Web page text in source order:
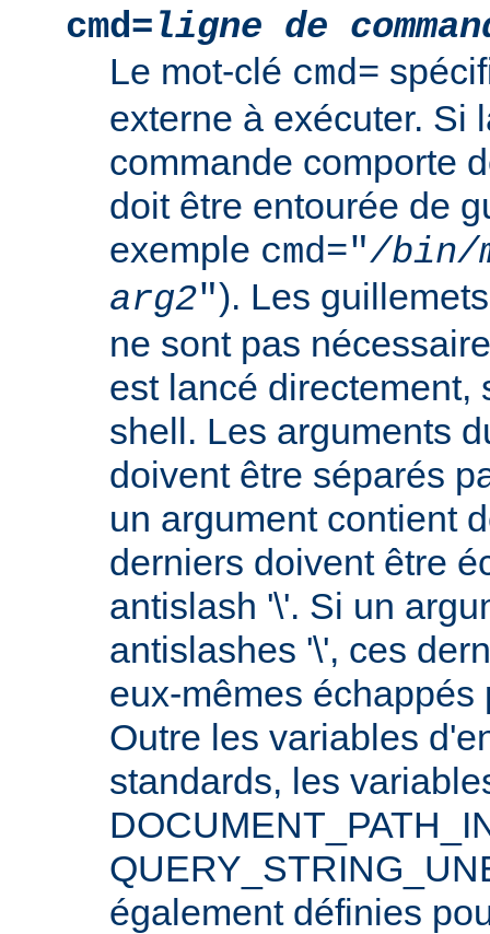
cmd=ligne de
Le mot-clé cmd=
externe à exécuter. Si
commande comporte
doit être entourée de
exemple cmd="/bin/
arg2"). Les
ne sont pas
est lancé directement,
shell. Les arguments
doivent être séparés
un argument contient
derniers doivent être
antislash '\'. Si un
antislashes '\', ces
eux-mêmes échappés
Outre les variables
standards, les
également définies